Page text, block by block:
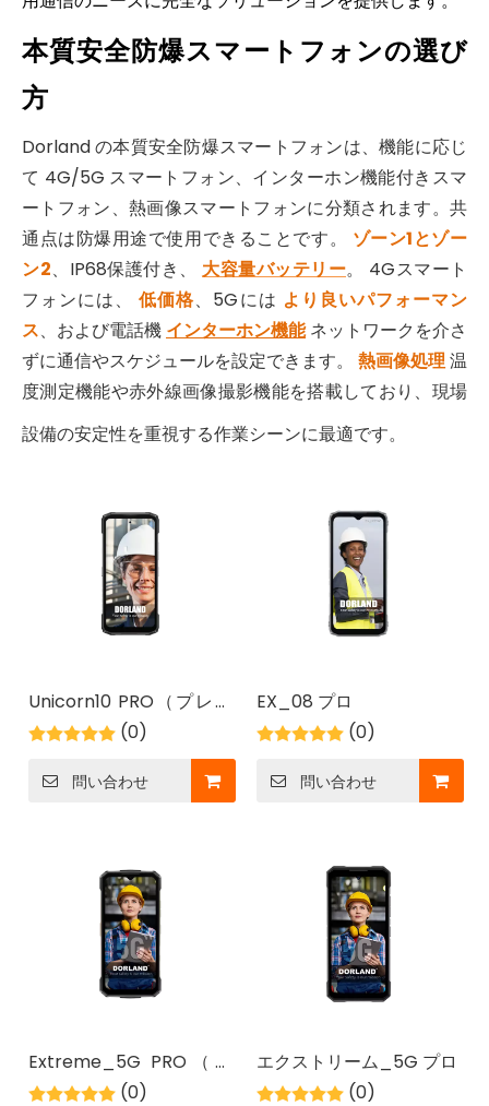
2026-05-11
危険な産業現場でのSCADA監視に本質安全防爆タブレットを使用する
ATEX/IECEx ゾーンの SCADA に最適な本質安全防爆タ
2026-05-11
ATEX サーマルスマートフォンで産業安全を最新化しま
本質安全防爆スマートフォンの選び
方
Dorland の本質安全防爆スマートフォンは、機能に応じ
て 4G/5G スマートフォン、インターホン機能付きスマ
ートフォン、熱画像スマートフォンに分類されます。共
通点は防爆用途で使用できることです。 ゾーン1とゾー
ン2、IP68保護付き、 大容量バッテリー。 4Gスマート
フォンには、低価格、5Gには より良いパフォーマン
ス、および電話機 インターホン機能ネットワークを介さ
ずに通信やスケジュールを設定できます。 熱画像処理温
度測定機能や赤外線画像撮影機能を搭載しており、現場
設備の安定性を重視する作業シーンに最適です。
Unicorn10 PRO（プレミ
アム）
(0)
問い合わせ
EX_08 プロ
(0)
問い合わせ
Extreme_5G PRO（新
バージョン）(0)
エクストリーム_5G プロ
(0)